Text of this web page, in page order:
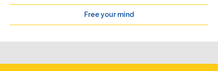
Free your mind